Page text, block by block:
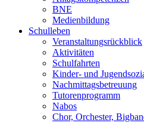
BNE
Medienbildung
Schulleben
Veranstaltungsrückblick
Aktivitäten
Schulfahrten
Kinder- und
Nachmittagsbetreuung
Tutorenprogramm
Nabos
Chor, Orchester,